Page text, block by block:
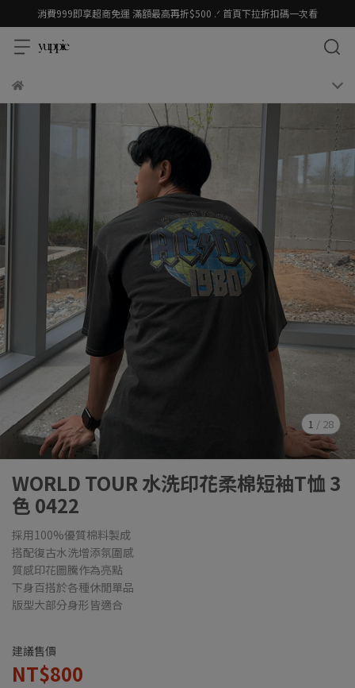
消費999即享超商免運 滿額最高再折$500 .ᐟ 首頁下拉折扣碼一次看
1 / 28
WORLD TOUR 水洗印花柔棉短袖T恤 3
色 0422
採用100%優質棉料製成
搭配復古水洗增添氛圍感
質感印花圖騰作為亮點
下身百搭於各種休閒單品
版型大部分身形皆適合
建議售價
NT$800